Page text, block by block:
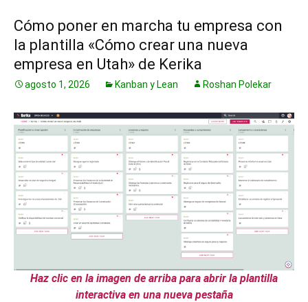
Cómo poner en marcha tu empresa con
la plantilla «Cómo crear una nueva
empresa en Utah» de Kerika
agosto 1, 2026 Kanban y Lean Roshan Polekar
Haz clic en la imagen de arriba para abrir la plantilla
interactiva en una nueva pestaña